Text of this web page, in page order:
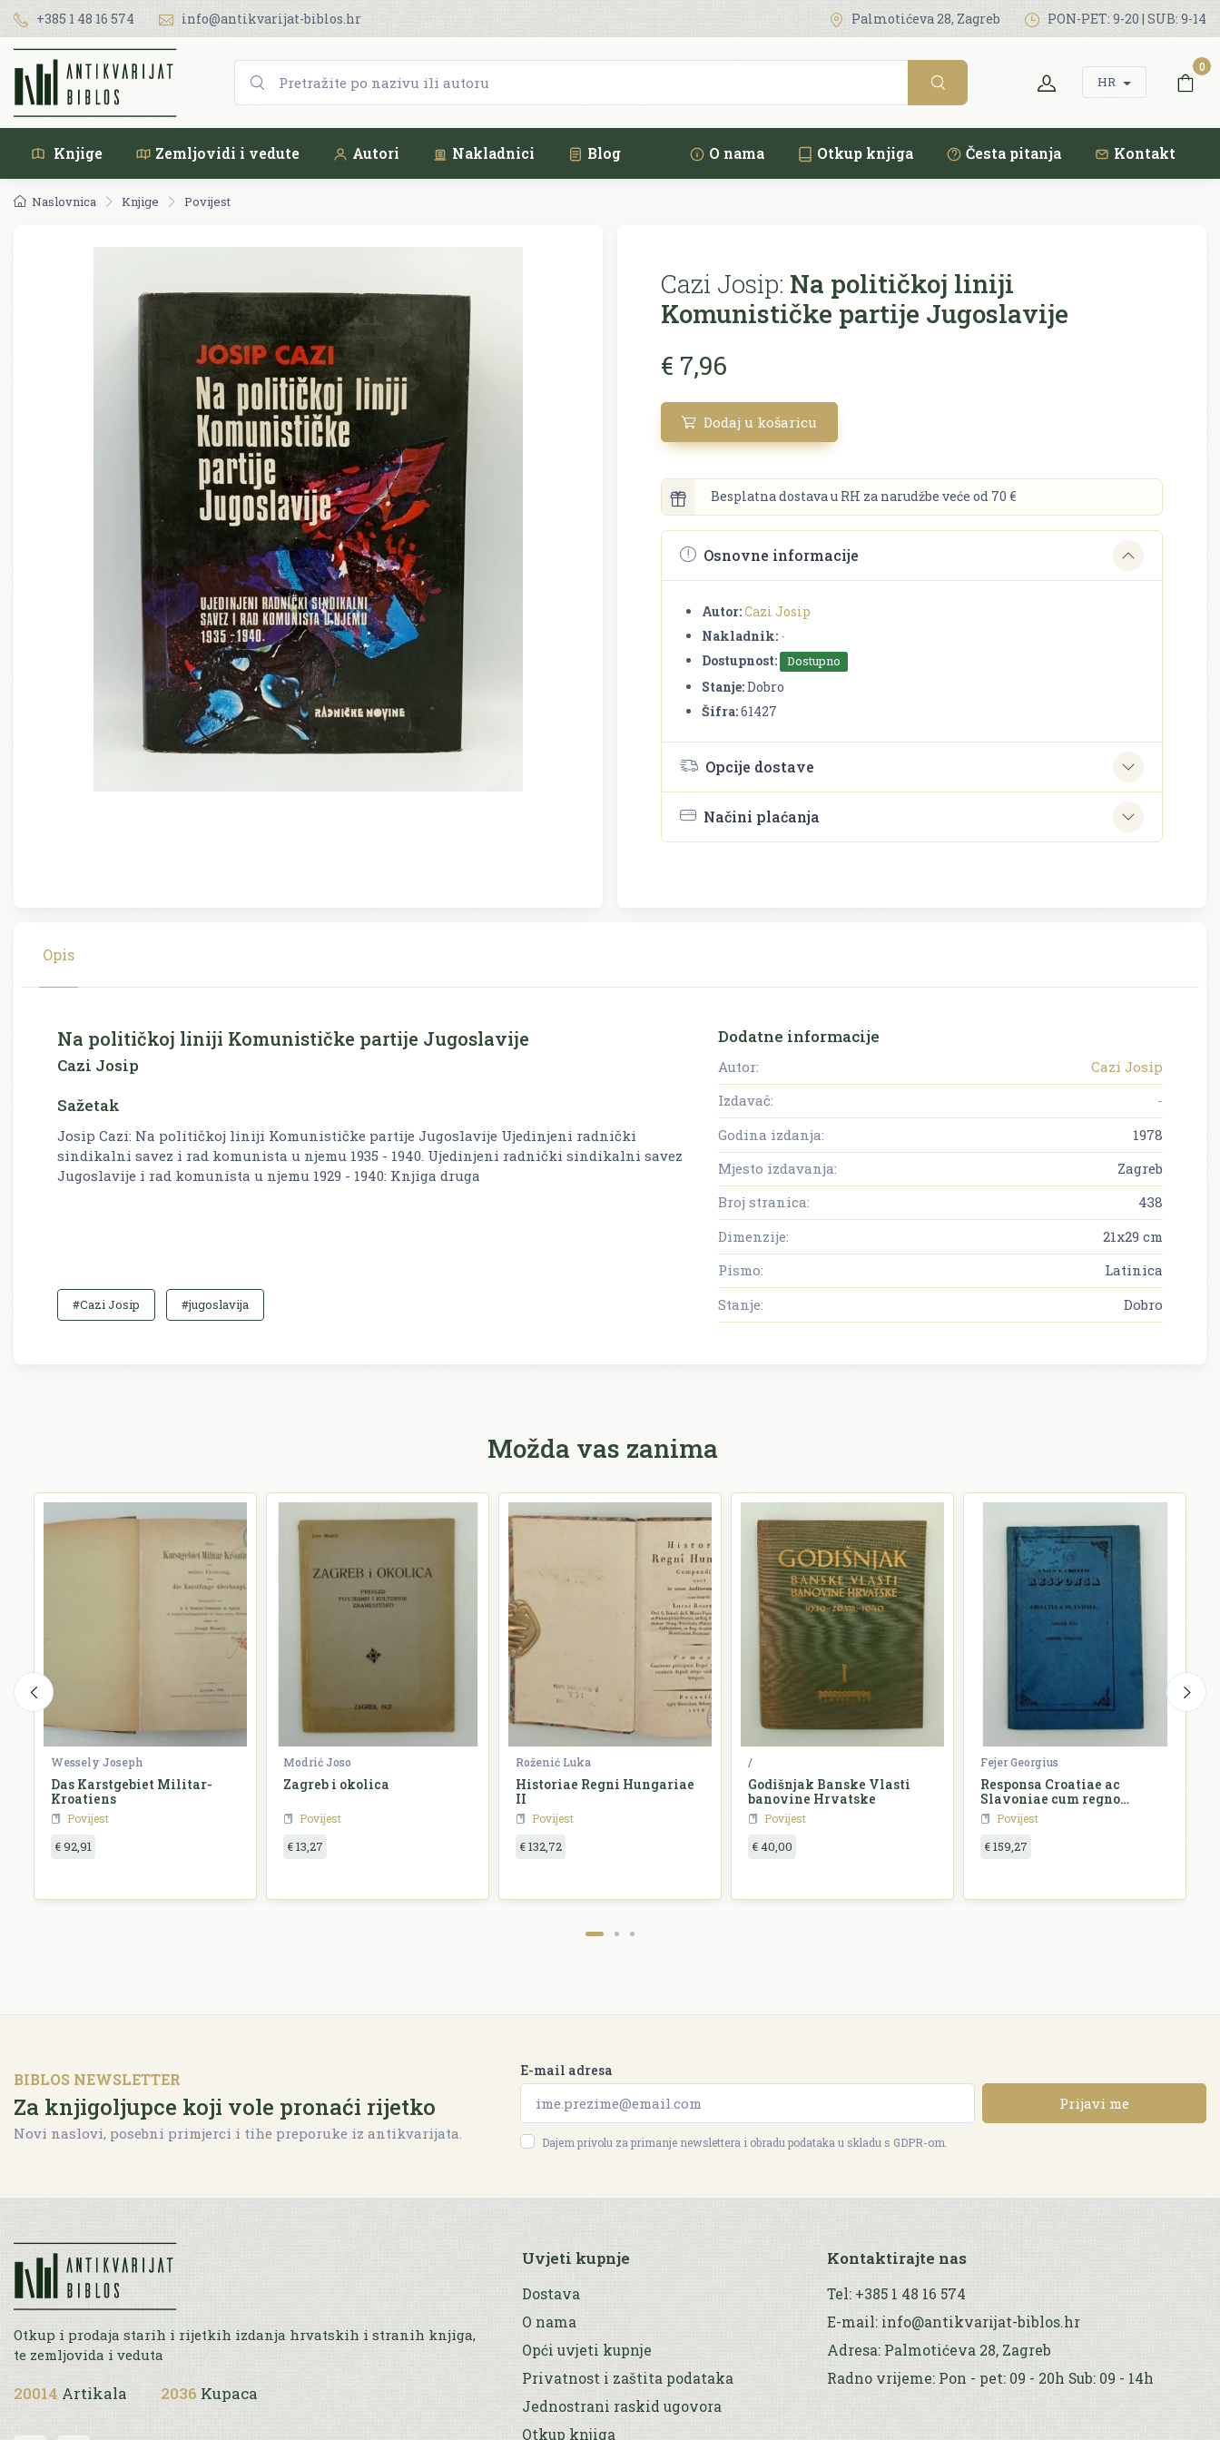
+385 1 48 16 574 info@antikvarijat-biblos.hr Palmotićeva 28, Zagreb PON-PET: 9-20 | SUB: 9-14
HR
0
Knjige Zemljovidi i vedute Autori Nakladnici Blog O nama Otkup knjiga Česta pitanja Kontakt
Naslovnica Knjige Povijest
Cazi Josip: Na političkoj liniji
Komunističke partije Jugoslavije
€ 7,96
Dodaj u košaricu
Besplatna dostava u RH za narudžbe veće od 70 €
Osnovne informacije
Autor:Cazi Josip
Nakladnik: -
Dostupnost:
Dostupno
Stanje:Dobro
Šifra:61427
Opcije dostave
Načini plaćanja
Opis
Na političkoj liniji Komunističke partije Jugoslavije
Cazi Josip
Sažetak
Josip Cazi: Na političkoj liniji Komunističke partije Jugoslavije Ujedinjeni radnički
sindikalni savez i rad komunista u njemu 1935 - 1940. Ujedinjeni radnički sindikalni savez
Jugoslavije i rad komunista u njemu 1929 - 1940: Knjiga druga
#Cazi Josip #jugoslavija
Dodatne informacije
Autor:
Cazi Josip
Izdavač:
-
Godina izdanja:
1978
Mjesto izdavanja:
Zagreb
Broj stranica:
438
Dimenzije:
21x29 cm
Pismo:
Latinica
Stanje:
Dobro
Možda vas zanima
Wessely Joseph
Das Karstgebiet Militar-
Kroatiens
Povijest
€ 92,91
Modrić Joso
Zagreb i okolica
Povijest
€ 13,27
Roženić Luka
Historiae Regni Hungariae
II
Povijest
€ 132,72
/
Godišnjak Banske Vlasti
banovine Hrvatske
Povijest
€ 40,00
Fejer Georgius
Responsa Croatiae ac
Slavoniae cum regno
Hungariae
Povijest
€ 159,27
BIBLOS NEWSLETTER
Za knjigoljupce koji vole pronaći rijetko
Novi naslovi, posebni primjerci i tihe preporuke iz antikvarijata.
E-mail adresa
Prijavi me
Dajem privolu za primanje newslettera i obradu podataka u skladu s GDPR-om.
Otkup i prodaja starih i rijetkih izdanja hrvatskih i stranih knjiga,
te zemljovida i veduta
20014 Artikala 2036 Kupaca
Uvjeti kupnje
Dostava
O nama
Opći uvjeti kupnje
Privatnost i zaštita podataka
Jednostrani raskid ugovora
Otkup knjiga
Kontaktirajte nas
Tel: +385 1 48 16 574
E-mail: info@antikvarijat-biblos.hr
Adresa: Palmotićeva 28, Zagreb
Radno vrijeme: Pon - pet: 09 - 20h Sub: 09 - 14h